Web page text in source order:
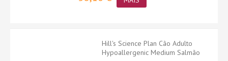
Hill's Science Plan Cão Adulto
Hypoallergenic Medium Salmão